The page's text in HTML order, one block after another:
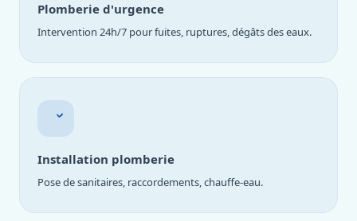
Plomberie d'urgence
Intervention 24h/7 pour fuites, ruptures, dégâts des eaux.
Installation plomberie
Pose de sanitaires, raccordements, chauffe-eau.